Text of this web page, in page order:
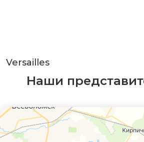
Versailles
Наши